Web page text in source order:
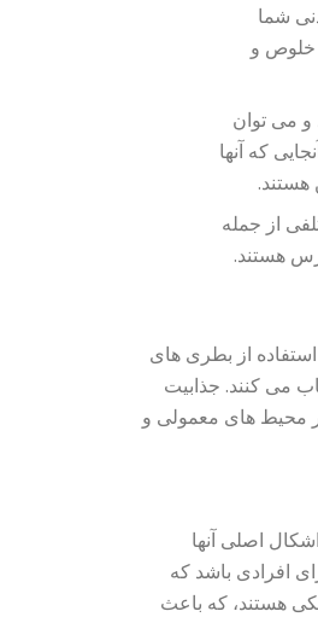
شما
خلوص و
هستند و می توان
که آنها
از جمله
هستند.
از بطری های
می کنند. جذابیت
محیط های معمولی و
اصلی آنها
افرادی باشد که
هستند، که باعث